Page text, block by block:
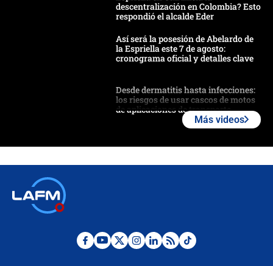
descentralización en Colombia? Esto
respondió el alcalde Eder
Así será la posesión de Abelardo de
la Espriella este 7 de agosto:
cronograma oficial y detalles clave
Desde dermatitis hasta infecciones:
los riesgos de usar cascos de motos
de aplicaciones de transporte
Posesión de Abelardo De La Espriella
Más videos